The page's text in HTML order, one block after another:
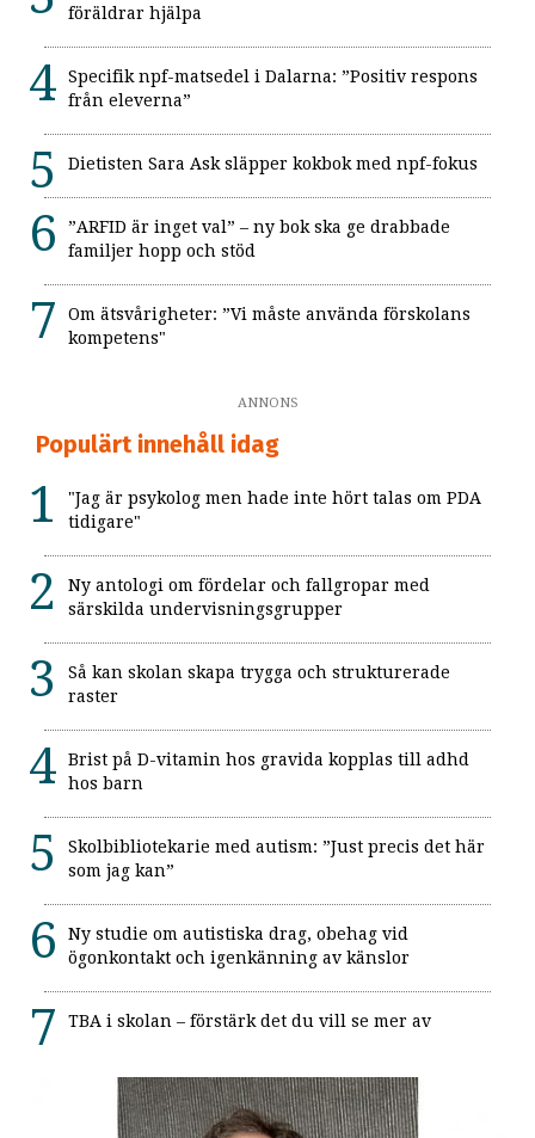
föräldrar hjälpa
Specifik npf-matsedel i Dalarna: ”Positiv respons
från eleverna”
Dietisten Sara Ask släpper kokbok med npf-fokus
”ARFID är inget val” – ny bok ska ge drabbade
familjer hopp och stöd
Om ätsvårigheter: ”Vi måste använda förskolans
kompetens"
ANNONS
Populärt innehåll idag
"Jag är psykolog men hade inte hört talas om PDA
tidigare"
Ny antologi om fördelar och fallgropar med
särskilda undervisningsgrupper
Så kan skolan skapa trygga och strukturerade
raster
Brist på D-vitamin hos gravida kopplas till adhd
hos barn
Skolbibliotekarie med autism: ”Just precis det här
som jag kan”
Ny studie om autistiska drag, obehag vid
ögonkontakt och igenkänning av känslor
TBA i skolan – förstärk det du vill se mer av